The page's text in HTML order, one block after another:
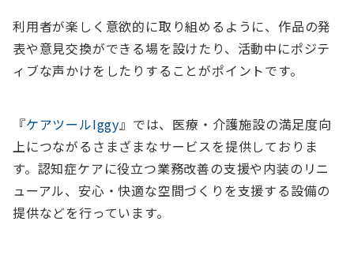
利用者が楽しく意欲的に取り組めるように、作品の発
表や意見交換ができる場を設けたり、活動中にポジテ
ィブな声かけをしたりすることがポイントです。
『ケアツールIggy』では、医療・介護施設の満足度向
上につながるさまざまなサービスを提供しておりま
す。認知症ケアに役立つ業務改善の支援や内装のリニ
ューアル、安心・快適な空間づくりを支援する設備の
提供などを行っています。